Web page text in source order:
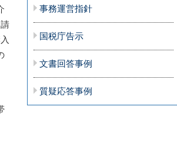
事務運営指針
国税庁告示
文書回答事例
質疑応答事例